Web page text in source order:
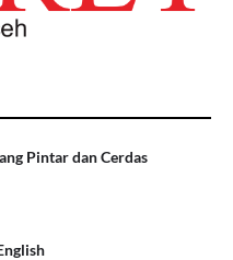
Pintar dan Cerdas